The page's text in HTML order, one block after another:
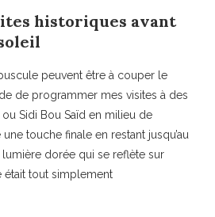
historiques avant
peuvent être à couper le
de programmer mes visites à des
Sidi Bou Saïd en milieu de
une touche finale en restant jusqu’au
lumière dorée qui se reflète sur
était tout simplement